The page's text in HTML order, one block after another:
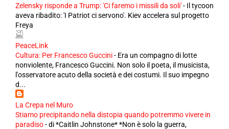
Zelensky risponde a Trump: 'Ci faremo i missili da soli'- Il tycoon
aveva ribadito: 'I Patriot ci servono'. Kiev accelera sul progetto
Freya
PeaceLink
Cultura: Per Francesco Guccini- Era un compagno di lotte
nonviolente, Francesco Guccini. Non solo il poeta, il musicista,
l'osservatore acuto della società e dei costumi. Il suo impegno
d...
La Crepa nel Muro
Stiamo precipitando nella distopia quando potremmo vivere in
paradiso-di *Caitlin Johnstone* *Non è solo la guerra,